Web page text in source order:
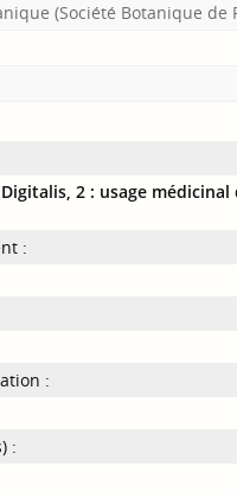
(Société Botanique de
2 : usage médicinal
:
:
: